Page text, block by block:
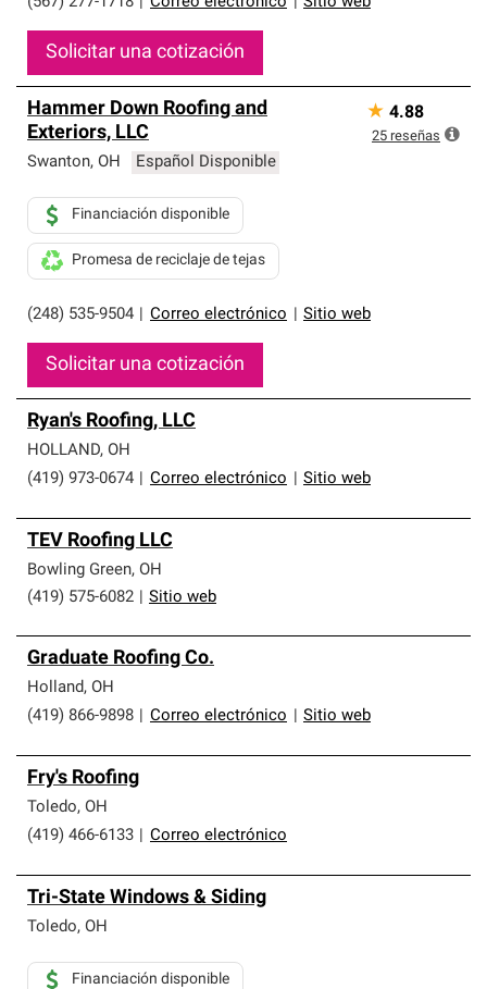
Solicitar una cotización
Hammer Down Roofing and
Exteriors, LLC
Swanton, OH Español Disponible
(248) 535-9504 Correo electrónico Sitio web
Financiación disponible
Promesa de reciclaje de tejas
Solicitar una cotización
★ 4.88
25 reseñas
Ryan's Roofing, LLC
HOLLAND, OH
(419) 973-0674
Correo electrónico Sitio web
TEV Roofing LLC
Bowling Green, OH
(419) 575-6082
Sitio web
Graduate Roofing Co.
Holland, OH
(419) 866-9898
Correo electrónico Sitio web
Fry's Roofing
Toledo, OH
(419) 466-6133
Correo electrónico
Tri-State Windows & Siding
Toledo, OH
Financiación disponible